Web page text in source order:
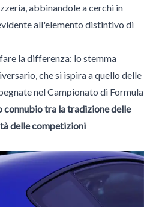
abbinandole a cerchi in
all'elemento distintivo di
la differenza: lo stemma
che si ispira a quello delle
nel Campionato di Formula
connubio tra la tradizione delle
delle competizioni